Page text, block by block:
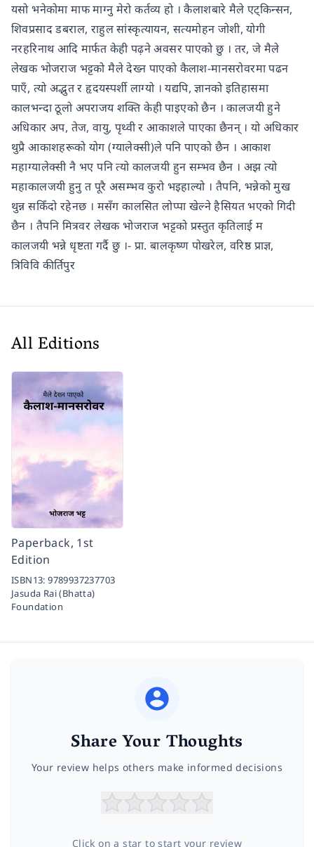
यसो भनेकोमा माफ माग्नु मेरो कर्तव्य हो । कैलाशबारे मैले एट्किन्सन,
शिवप्रसाद डबराल, राहुल सांस्कृत्यायन, सत्यमोहन जोशी, योगी
नरहरिनाथ आदि मार्फत केही पढ़ने अवसर पाएको छु । तर, जे मैले
लेखक भोजराज भट्टको मैले देख्न पाएको कैलाश-मानसरोवरमा पढन
पाएँ, त्यो अद्भुत र हृदयस्पर्शी लाग्यो । यद्यपि, ज्ञानको इतिहासमा
कालभन्दा ठूलो अपराजय शक्ति केही पाइएको छैन । कालजयी हुने
अधिकार अप, तेज, वायु, पृथ्वी र आकाशले पाएका छैनन् । यो अधिकार
थुप्रै आकाशहरूको योग (ग्यालेक्सी)ले पनि पाएको छैन । आकाश
महाग्यालेक्सी नै भए पनि त्यो कालजयी हुन सम्भव छैन । अझ त्यो
महाकालजयी हुनु त पूरै असम्भव कुरो भइहाल्यो । तैपनि, भन्नेको मुख
थुन्न सकिँदो रहेनछ । मसँग कालसित लोप्पा खेल्ने हैसियत भएको गिदी
छैन । तैपनि मित्रवर लेखक भोजराज भट्टको प्रस्तुत कृतिलाई म
कालजयी भन्ने धृष्टता गर्दै छु ।- प्रा. बालकृष्ण पोखरेल, वरिष्ठ प्राज्ञ,
त्रिविवि कीर्तिपुर
All Editions
Paperback, 1st
Edition
ISBN13:9789937237703
Jasuda Rai (Bhatta)
Foundation
Share Your Thoughts
Your review helps others make informed decisions
Click on a star to start your review